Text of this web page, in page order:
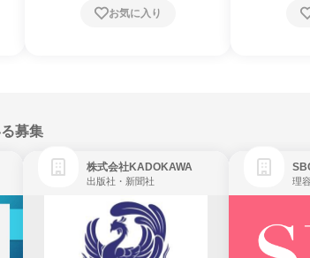
お気に入り
募集
株式会社KADOKAWA
出版社・新聞社